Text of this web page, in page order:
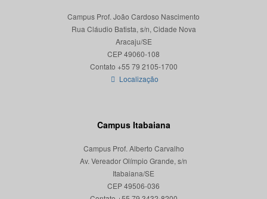
Campus Prof. João Cardoso Nascimento
Rua Cláudio Batista, s/n, Cidade Nova
Aracaju/SE
CEP 49060-108
Localização
Campus Itabaiana
Campus Prof. Alberto Carvalho
Av. Vereador Olímpio Grande, s/n
Itabaiana/SE
CEP 49506-036